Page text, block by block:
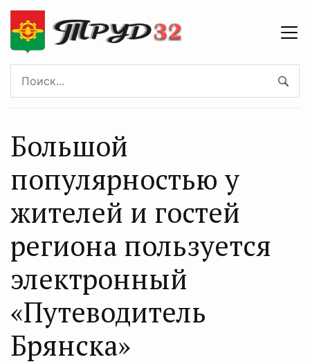
Большой
популярностью у
жителей и гостей
региона пользуется
электронный
«Путеводитель
Брянска»